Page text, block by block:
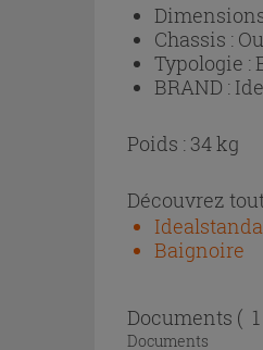
Chassis :
Typologie :
BRAND :
Poids : 34 kg
Découvrez
Baignoire
Documents (
Documents